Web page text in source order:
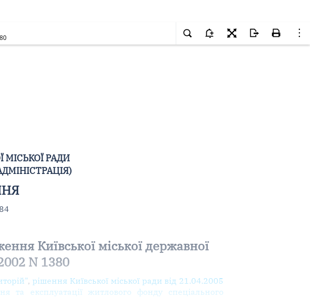
РАДИ
Київської міської державної
N 1380
,рішення Київської міської ради від 21.04.2005
експлуатації житлового фонду спеціального